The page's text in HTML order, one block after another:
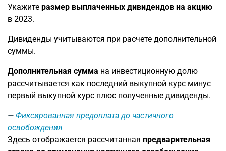
Укажите размер выплаченных дивидендов на акцию
в 2023.
Дивиденды учитываются при расчете дополнительной
суммы.
Дополнительная сумма на инвестиционную долю
рассчитывается как последний выкупной курс минус
первый выкупной курс плюс полученные дивиденды.
Фиксированная предоплата до частичного
освобождения
Здесь отображается рассчитанная предварительная